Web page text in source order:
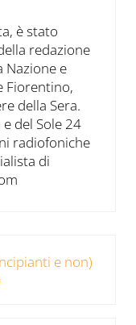
è stato
redazione
Nazione e
Fiorentino,
della Sera.
del Sole 24
radiofoniche
di
e non)